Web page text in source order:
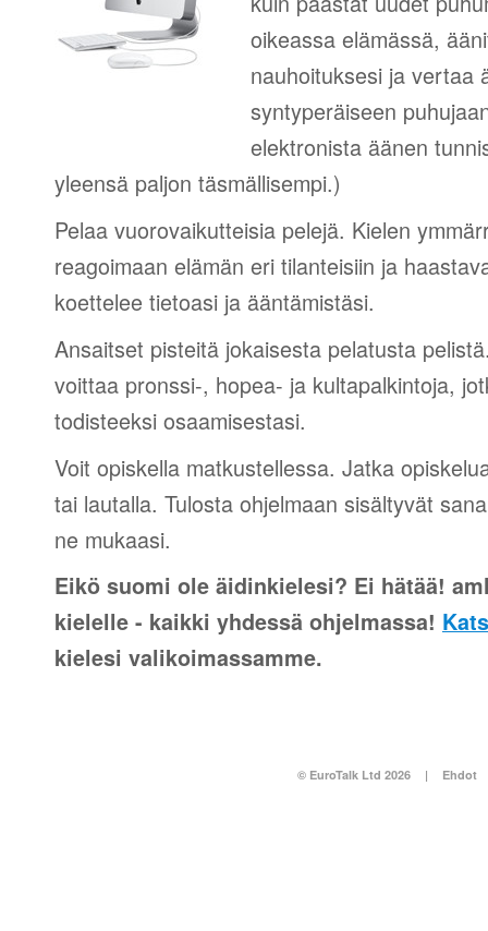
oikeassa elämässä,
nauhoituksesi ja vertaa
syntyperäiseen
elektronista äänen
yleensä paljon täsmällisempi.)
Pelaa vuorovaikutteisia pelejä. Kielen
reagoimaan elämän eri tilanteisiin ja
koettelee tietoasi ja ääntämistäsi.
Ansaitset pisteitä jokaisesta pelatusta
voittaa pronssi-, hopea- ja kultapalkintoja,
todisteeksi osaamisestasi.
Voit opiskella matkustellessa. Jatka
tai lautalla. Tulosta ohjelmaan sisältyvät
ne mukaasi.
Eikö suomi ole äidinkielesi? Ei hätää!
kielelle - kaikki yhdessä ohjelmassa!
kielesi valikoimassamme.
© EuroTalk Ltd 2026 | Ehdot